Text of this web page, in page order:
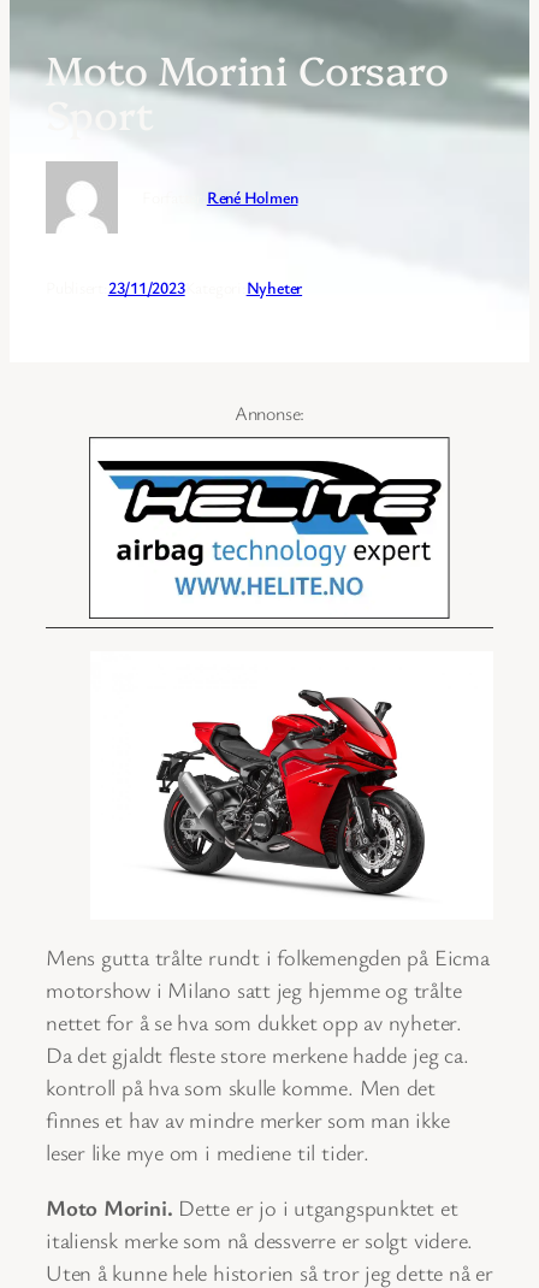
Moto Morini Corsaro
Sport
René Holmen
23/11/2023Kategori: Nyheter
Mens gutta trålte rundt i folkemengden på Eicma
motorshow i Milano satt jeg hjemme og trålte
nettet for å se hva som dukket opp av nyheter.
Da det gjaldt fleste store merkene hadde jeg ca.
kontroll på hva som skulle komme. Men det
finnes et hav av mindre merker som man ikke
leser like mye om i mediene til tider.
Moto Morini. Dette er jo i utgangspunktet et
italiensk merke som nå dessverre er solgt videre.
Uten å kunne hele historien så tror jeg dette nå er